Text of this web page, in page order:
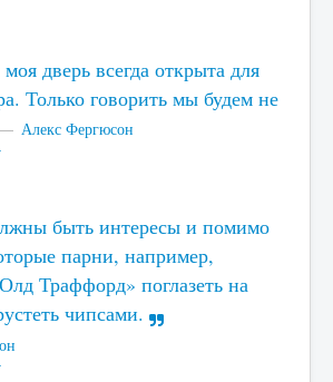
дверь всегда открыта для
Только говорить мы будем не
Алекс Фергюсон
быть интересы и помимо
парни, например,
Траффорд» поглазеть на
чипсами.